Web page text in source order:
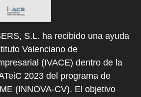
S.L. ha recibido una ayuda
Valenciano de
(IVACE) dentro de la
2023 del programa de
(INNOVA-CV). El objetivo